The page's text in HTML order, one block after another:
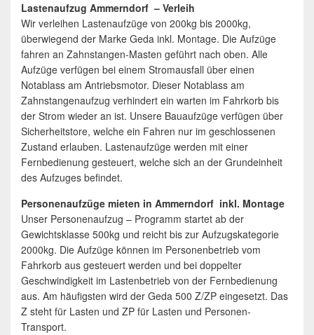
Lastenaufzug Ammerndorf – Verleih
Wir verleihen Lastenaufzüge von 200kg bis 2000kg,
überwiegend der Marke Geda inkl. Montage. Die Aufzüge
fahren an Zahnstangen-Masten geführt nach oben. Alle
Aufzüge verfügen bei einem Stromausfall über einen
Notablass am Antriebsmotor. Dieser Notablass am
Zahnstangenaufzug verhindert ein warten im Fahrkorb bis
der Strom wieder an ist. Unsere Bauaufzüge verfügen über
Sicherheitstore, welche ein Fahren nur im geschlossenen
Zustand erlauben. Lastenaufzüge werden mit einer
Fernbedienung gesteuert, welche sich an der Grundeinheit
des Aufzuges befindet.
Personenaufzüge mieten in Ammerndorf inkl. Montage
Unser Personenaufzug – Programm startet ab der
Gewichtsklasse 500kg und reicht bis zur Aufzugskategorie
2000kg. Die Aufzüge können im Personenbetrieb vom
Fahrkorb aus gesteuert werden und bei doppelter
Geschwindigkeit im Lastenbetrieb von der Fernbedienung
aus. Am häufigsten wird der Geda 500 Z/ZP eingesetzt. Das
Z steht für Lasten und ZP für Lasten und Personen-
Transport.